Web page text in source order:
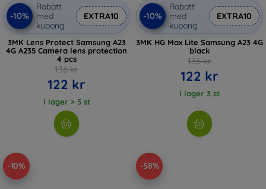
-10%
Rabatt
med
kupong
EXTRA10
3MK Lens Protect Samsung A23
4G A235 Camera lens protection
4 pcs
136 kr
122 kr
I lager > 5 st
-10%
Rabatt
med
kupong
EXTRA10
3MK HG Max Lite Samsung A23 4G
black
136 kr
122 kr
I lager 3 st
-10% -58%